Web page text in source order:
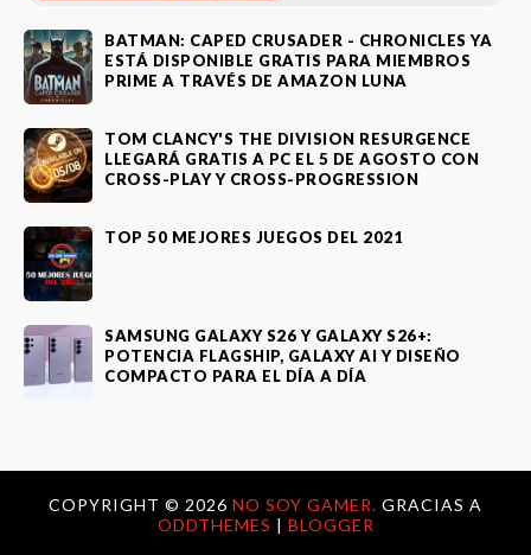
BATMAN: CAPED CRUSADER - CHRONICLES YA
ESTÁ DISPONIBLE GRATIS PARA MIEMBROS
PRIME A TRAVÉS DE AMAZON LUNA
TOM CLANCY'S THE DIVISION RESURGENCE
LLEGARÁ GRATIS A PC EL 5 DE AGOSTO CON
CROSS-PLAY Y CROSS-PROGRESSION
TOP 50 MEJORES JUEGOS DEL 2021
SAMSUNG GALAXY S26 Y GALAXY S26+:
POTENCIA FLAGSHIP, GALAXY AI Y DISEÑO
COMPACTO PARA EL DÍA A DÍA
COPYRIGHT © 2026 NO SOY GAMER. GRACIAS A
ODDTHEMES | BLOGGER